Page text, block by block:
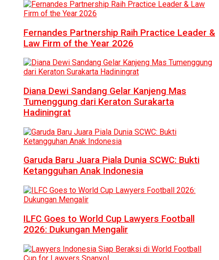
Fernandes Partnership Raih Practice Leader &
Law Firm of the Year 2026
Diana Dewi Sandang Gelar Kanjeng Mas
Tumenggung dari Keraton Surakarta
Hadiningrat
Garuda Baru Juara Piala Dunia SCWC: Bukti
Ketangguhan Anak Indonesia
ILFC Goes to World Cup Lawyers Football
2026: Dukungan Mengalir